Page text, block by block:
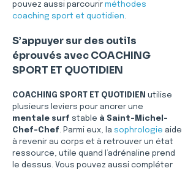
pouvez aussi parcourir méthodes
coaching sport et quotidien.
S’appuyer sur des outils
éprouvés avec COACHING
SPORT ET QUOTIDIEN
COACHING SPORT ET QUOTIDIEN utilise
plusieurs leviers pour ancrer une
mentale surf stable à Saint-Michel-
Chef-Chef. Parmi eux, la sophrologie aide
à revenir au corps et à retrouver un état
ressource, utile quand l’adrénaline prend
le dessus. Vous pouvez aussi compléter